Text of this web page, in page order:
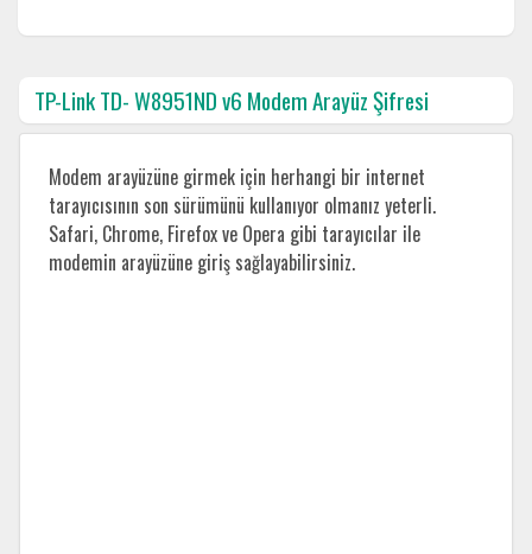
TP-Link TD- W8951ND v6 Modem Arayüz Şifresi
Modem arayüzüne girmek için herhangi bir internet
tarayıcısının son sürümünü kullanıyor olmanız yeterli.
Safari, Chrome, Firefox ve Opera gibi tarayıcılar ile
modemin arayüzüne giriş sağlayabilirsiniz.